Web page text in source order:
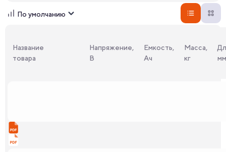
По умолчанию
Название
товара
Напряжение,
В
Емкость,
Ач
Масса,
кг
мм